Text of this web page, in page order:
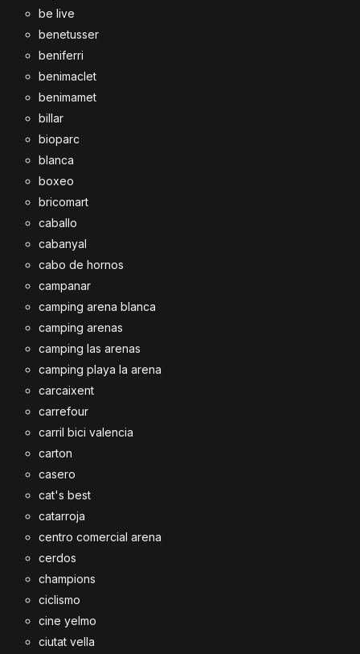
be live
benetusser
beniferri
benimaclet
benimamet
billar
bioparc
blanca
boxeo
bricomart
caballo
cabanyal
cabo de hornos
campanar
camping arena blanca
camping arenas
camping las arenas
camping playa la arena
carcaixent
carrefour
carril bici valencia
carton
casero
cat's best
catarroja
centro comercial arena
cerdos
champions
ciclismo
cine yelmo
ciutat vella